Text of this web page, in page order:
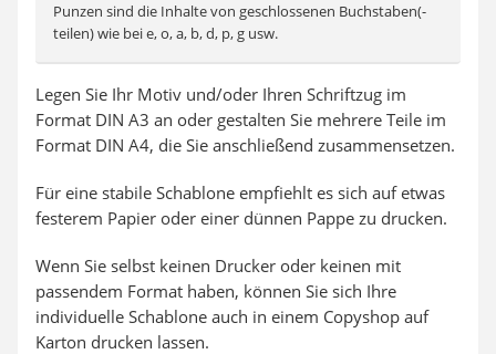
Punzen sind die Inhalte von geschlossenen Buchstaben(-
teilen) wie bei e, o, a, b, d, p, g usw.
Legen Sie Ihr Motiv und/oder Ihren Schriftzug im
Format DIN A3 an oder gestalten Sie mehrere Teile im
Format DIN A4, die Sie anschließend zusammensetzen.
Für eine stabile Schablone empfiehlt es sich auf etwas
festerem Papier oder einer dünnen Pappe zu drucken.
Wenn Sie selbst keinen Drucker oder keinen mit
passendem Format haben, können Sie sich Ihre
individuelle Schablone auch in einem Copyshop auf
Karton drucken lassen.